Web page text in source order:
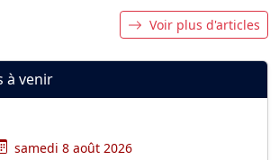
Voir plus d'articles
à venir
samedi 8 août 2026